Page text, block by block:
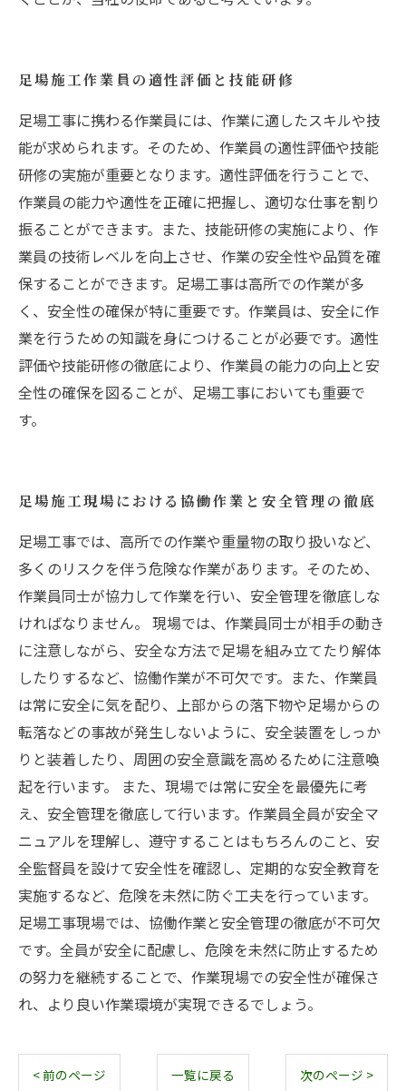
足場施工作業員の適性評価と技能研修
足場工事に携わる作業員には、作業に適したスキルや技
能が求められます。そのため、作業員の適性評価や技能
研修の実施が重要となります。適性評価を行うことで、
作業員の能力や適性を正確に把握し、適切な仕事を割り
振ることができます。また、技能研修の実施により、作
業員の技術レベルを向上させ、作業の安全性や品質を確
保することができます。足場工事は高所での作業が多
く、安全性の確保が特に重要です。作業員は、安全に作
業を行うための知識を身につけることが必要です。適性
評価や技能研修の徹底により、作業員の能力の向上と安
全性の確保を図ることが、足場工事においても重要で
す。
足場施工現場における協働作業と安全管理の徹底
足場工事では、高所での作業や重量物の取り扱いなど、
多くのリスクを伴う危険な作業があります。そのため、
作業員同士が協力して作業を行い、安全管理を徹底しな
ければなりません。 現場では、作業員同士が相手の動き
に注意しながら、安全な方法で足場を組み立てたり解体
したりするなど、協働作業が不可欠です。また、作業員
は常に安全に気を配り、上部からの落下物や足場からの
転落などの事故が発生しないように、安全装置をしっか
りと装着したり、周囲の安全意識を高めるために注意喚
起を行います。 また、現場では常に安全を最優先に考
え、安全管理を徹底して行います。作業員全員が安全マ
ニュアルを理解し、遵守することはもちろんのこと、安
全監督員を設けて安全性を確認し、定期的な安全教育を
実施するなど、危険を未然に防ぐ工夫を行っています。
足場工事現場では、協働作業と安全管理の徹底が不可欠
です。全員が安全に配慮し、危険を未然に防止するため
の努力を継続することで、作業現場での安全性が確保さ
れ、より良い作業環境が実現できるでしょう。
< 前のページ 一覧に戻る 次のページ >